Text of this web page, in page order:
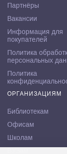
Партнёры
Вакансии
Информация для
покупателей
Политика
персональных
Политика
ОРГАНИЗАЦИЯМ
Библиотекам
Офисам
Школам